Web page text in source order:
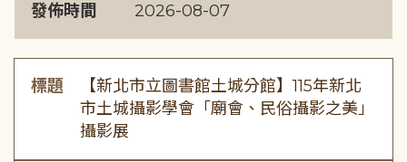
發佈時間 2026-08-07
標題
【新北市立圖書館土城分館】115年新北
市土城攝影學會「廟會、民俗攝影之美」
攝影展